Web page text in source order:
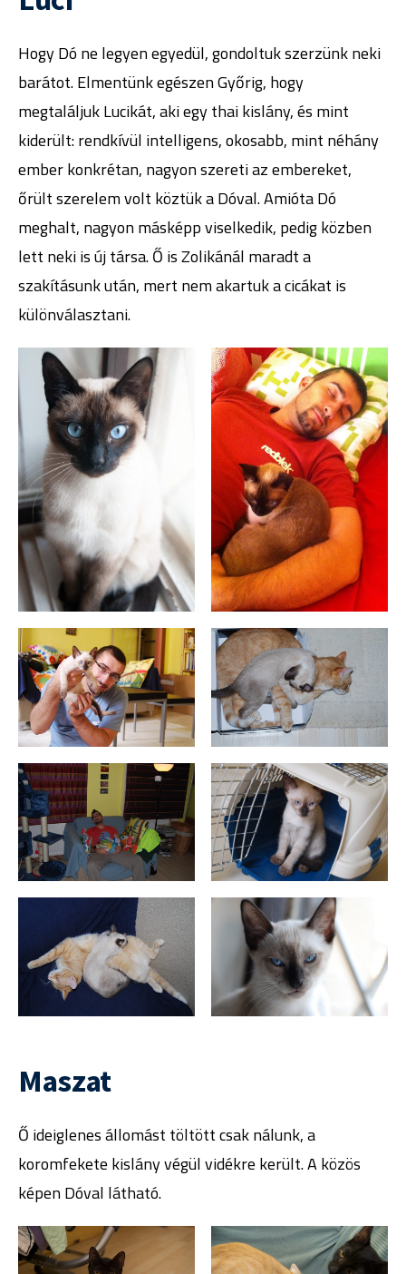
Hogy Dó ne legyen egyedül, gondoltuk szerzünk neki
barátot. Elmentünk egészen Győrig, hogy
megtaláljuk Lucikát, aki egy thai kislány, és mint
kiderült: rendkívül intelligens, okosabb, mint néhány
ember konkrétan, nagyon szereti az embereket,
őrült szerelem volt köztük a Dóval. Amióta Dó
meghalt, nagyon másképp viselkedik, pedig közben
lett neki is új társa. Ő is Zolikánál maradt a
szakításunk után, mert nem akartuk a cicákat is
különválasztani.
Maszat
Ő ideiglenes állomást töltött csak nálunk, a
koromfekete kislány végül vidékre került. A közös
képen Dóval látható.